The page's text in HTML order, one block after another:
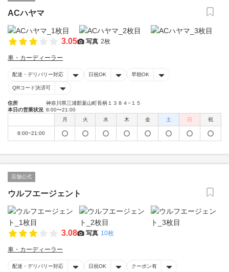
ACハヤマ
3.05 写真 2枚
車・カーディーラー
配達・デリバリー対応 日祝OK 早朝OK
QRコード決済可
住所
神奈川県三浦郡葉山町長柄１３８４−１５
本日の営業状況 8:00〜21:00
月
火 水 木 金 土 日 祝
8:00~21:00
店舗公式
ウルフエージェント
3.08 写真 10枚
車・カーディーラー
配達・デリバリー対応 日祝OK クーポン有